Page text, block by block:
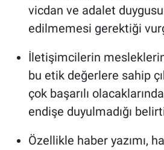
vicdan ve adalet
edilmemesi gerektiği
İletişimcilerin
bu etik değerlere sahip
çok başarılı
endişe duyulmadığı
Özellikle haber yazımı,